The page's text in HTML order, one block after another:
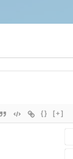
גבול
{} [+]
ם